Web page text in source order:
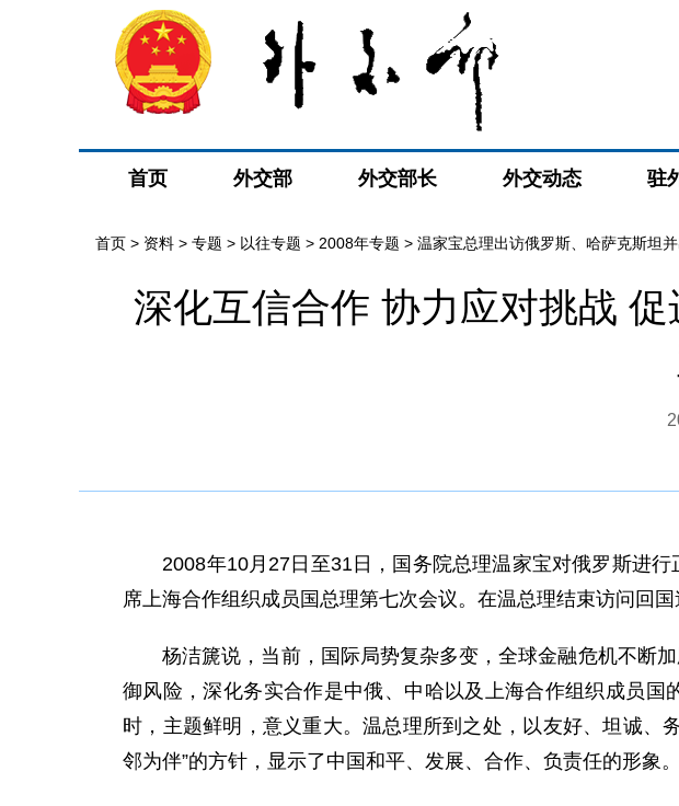
首页 外交部 外交部长 外交动态 驻
首页 > 资料 > 专题 > 以往专题 > 2008年专题 > 温家宝总理出访俄罗斯、哈萨克斯坦
深化互信合作 协力应对挑战
2008年10月27日至31日，国务院总理温家宝对俄罗斯进行
席上海合作组织成员国总理第七次会议。在温总理结束访问回
杨洁篪说，当前，国际局势复杂多变，全球金融危机不断加
御风险，深化务实合作是中俄、中哈以及上海合作组织成员
时，主题鲜明，意义重大。温总理所到之处，以友好、坦诚、
邻为伴”的方针，显示了中国和平、发展、合作、负责任的形象